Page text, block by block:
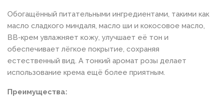
Обогащённый питательными ингредиентами, такими как
масло сладкого миндаля, масло ши и кокосовое масло,
BB-крем увлажняет кожу, улучшает её тон и
обеспечивает лёгкое покрытие, сохраняя
естественный вид. А тонкий аромат розы делает
использование крема ещё более приятным.
Преимущества: